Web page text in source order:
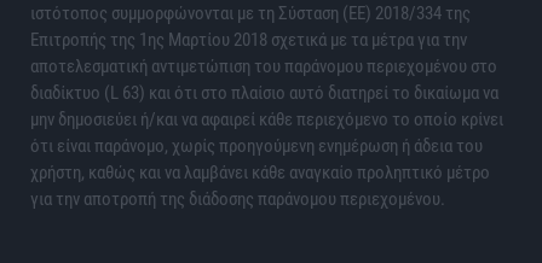
ιστότοπος συμμορφώνονται με τη Σύσταση (ΕΕ) 2018/334 της
Επιτροπής της 1ης Μαρτίου 2018 σχετικά με τα μέτρα για την
αποτελεσματική αντιμετώπιση του παράνομου περιεχομένου στο
διαδίκτυο (L 63) και ότι στο πλαίσιο αυτό διατηρεί το δικαίωμα να
μην δημοσιεύει ή/και να αφαιρεί κάθε περιεχόμενο το οποίο κρίνει
ότι είναι παράνομο, χωρίς προηγούμενη ενημέρωση ή άδεια του
χρήστη, καθώς και να λαμβάνει κάθε αναγκαίο προληπτικό μέτρο
για την αποτροπή της διάδοσης παράνομου περιεχομένου.